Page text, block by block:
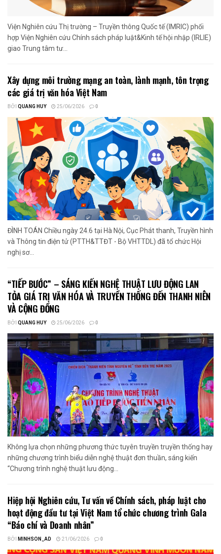
Viện Nghiên cứu Thị trường – Truyền thông Quốc tế (IMRIC) phối
hợp Viện Nghiên cứu Chính sách pháp luật&Kinh tế hội nhập (IRLIE)
giao Trung tâm tư...
Xây dựng môi trường mạng an toàn, lành mạnh, tôn trọng
các giá trị văn hóa Việt Nam
BỞI QUANG HUY 25/06/2026 0
ĐÌNH TOÁN Chiều ngày 24.6 tại Hà Nội, Cục Phát thanh, Truyền hình
và Thông tin điện tử (PTTH&TTĐT - Bộ VHTTDL) đã tổ chức Hội
nghị sơ...
“TIẾP BƯỚC” – SÁNG KIẾN NGHỆ THUẬT LƯU ĐỘNG LAN
TỎA GIÁ TRỊ VĂN HÓA VÀ TRUYỀN THỐNG ĐẾN THANH NIÊN
VÀ CỘNG ĐỒNG
BỞI QUANG HUY 25/06/2026 0
Không lựa chọn những phương thức tuyên truyền truyền thống hay
những chương trình biểu diễn nghệ thuật đơn thuần, sáng kiến
“Chương trình nghệ thuật lưu động...
Hiệp hội Nghiên cứu, Tư vấn về Chính sách, pháp luật cho
hoạt động đầu tư tại Việt Nam tổ chức chương trình Gala
“Báo chí và Doanh nhân”
BỞI MINHSON_AD 21/06/2026 0